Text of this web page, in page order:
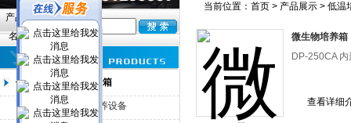
产品
名:
低温培养箱/低温恒温箱
DP-100CL低温培养设备
当前位置： 首页 > 产品展示 > 低温
微生物培养箱
DP-250CA
查看详细